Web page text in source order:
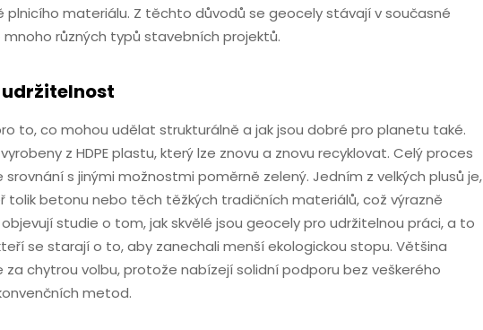
materiálu. Z těchto důvodů se geocely stávají v současné
různých typů stavebních projektů.
udržitelnost
to, co mohou udělat strukturálně a jak jsou dobré pro planetu také.
z HDPE plastu, který lze znovu a znovu recyklovat. Celý proces
s jinými možnostmi poměrně zelený. Jedním z velkých plusů je,
betonu nebo těch těžkých tradičních materiálů, což výrazně
studie o tom, jak skvělé jsou geocely pro udržitelnou práci, a to
se starají o to, aby zanechali menší ekologickou stopu. Většina
chytrou volbu, protože nabízejí solidní podporu bez veškerého
metod.